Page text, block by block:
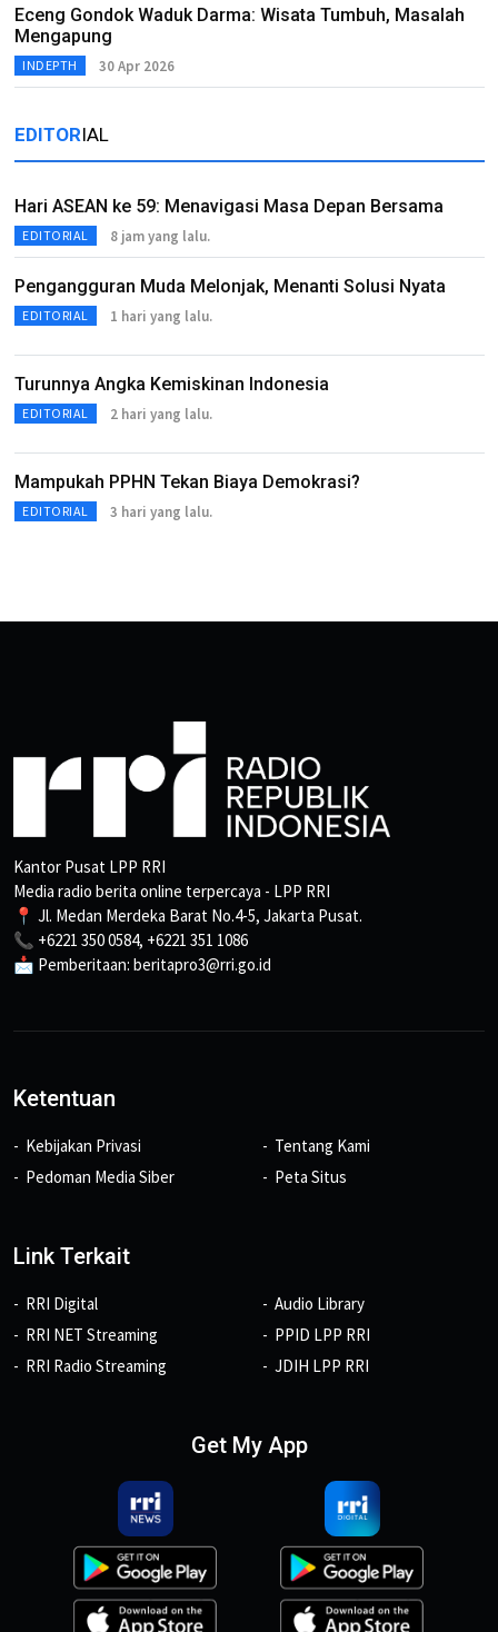
Eceng Gondok Waduk Darma: Wisata Tumbuh, Masalah
Mengapung
INDEPTH 30 Apr 2026
EDITORIAL
Hari ASEAN ke 59: Menavigasi Masa Depan Bersama
EDITORIAL 8 jam yang lalu.
Pengangguran Muda Melonjak, Menanti Solusi Nyata
EDITORIAL 1 hari yang lalu.
Turunnya Angka Kemiskinan Indonesia
EDITORIAL 2 hari yang lalu.
Mampukah PPHN Tekan Biaya Demokrasi?
EDITORIAL 3 hari yang lalu.
Kantor Pusat LPP RRI
Media radio berita online terpercaya - LPP RRI
📍 Jl. Medan Merdeka Barat No.4-5, Jakarta Pusat.
📞 +6221 350 0584, +6221 351 1086
📩 Pemberitaan: beritapro3@rri.go.id
Ketentuan
Kebijakan Privasi
Pedoman Media Siber
Tentang Kami
Peta Situs
Link Terkait
RRI Digital
RRI NET Streaming
RRI Radio Streaming
Audio Library
PPID LPP RRI
JDIH LPP RRI
Get My App